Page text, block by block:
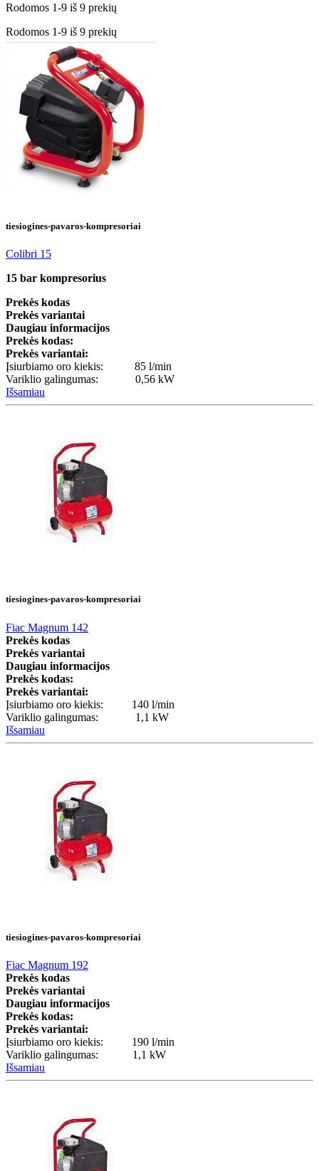
Rodomos 1-9 iš 9 prekių
Rodomos 1-9 iš 9 prekių
tiesiogines-pavaros-kompresoriai
Colibri 15
15 bar kompresorius
Prekės kodas
Prekės variantai
Daugiau informacijos
Prekės kodas:
Prekės variantai:
Įsiurbiamo oro kiekis: 85 l/min
Variklio galingumas: 0,56 kW
Išsamiau
tiesiogines-pavaros-kompresoriai
Fiac Magnum 142
Prekės kodas
Prekės variantai
Daugiau informacijos
Prekės kodas:
Prekės variantai:
Įsiurbiamo oro kiekis: 140 l/min
Variklio galingumas: 1,1 kW
Išsamiau
tiesiogines-pavaros-kompresoriai
Fiac Magnum 192
Prekės kodas
Prekės variantai
Daugiau informacijos
Prekės kodas:
Prekės variantai:
Įsiurbiamo oro kiekis: 190 l/min
Variklio galingumas: 1,1 kW
Išsamiau